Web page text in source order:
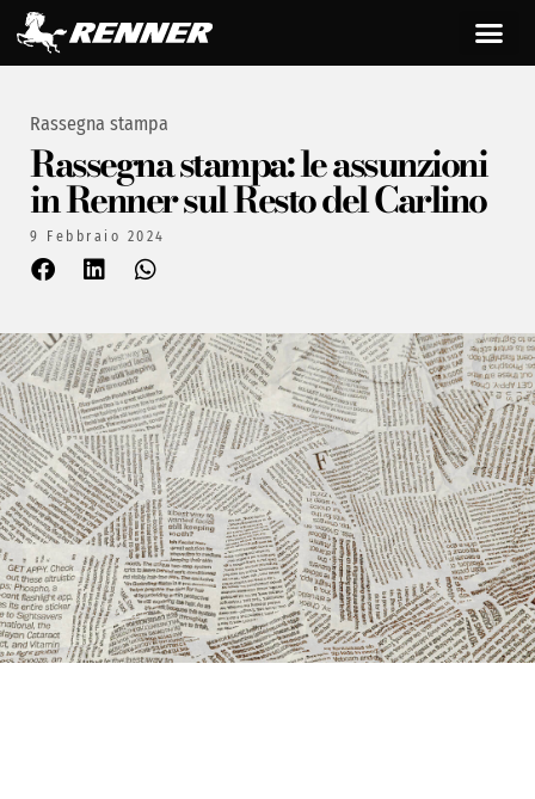
Rassegna stampa
Rassegna stampa: le assunzioni
in Renner sul Resto del Carlino
9 Febbraio 2024